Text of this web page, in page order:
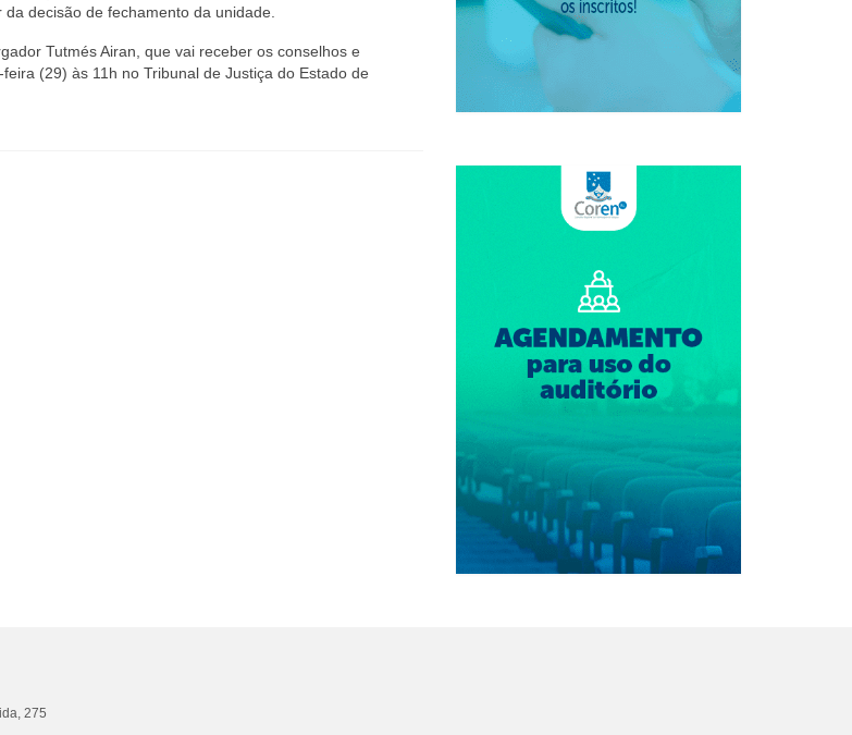
decisão de fechamento da unidade.
Tutmés Airan, que vai receber os conselhos e
(29) às 11h no Tribunal de Justiça do Estado de
275